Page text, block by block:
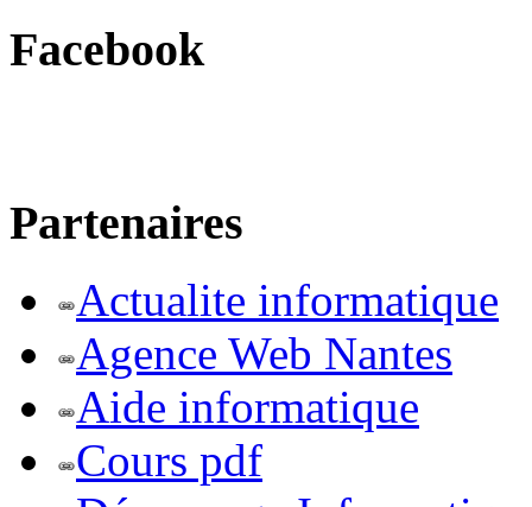
Facebook
Partenaires
Actualite informatique
Agence Web Nantes
Aide informatique
Cours pdf